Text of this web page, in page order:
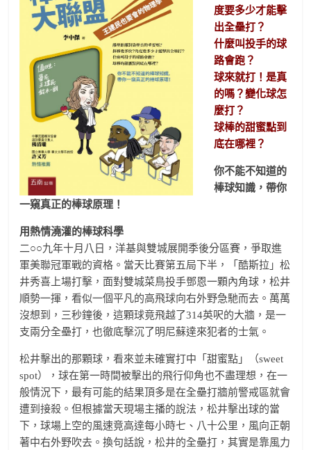
度要多少才能擊
出全壘打？
什麼叫投手的球
路會跑？
球來就打！是真
的嗎？變化球怎
麼打？
球棒的甜蜜點到
底在哪裡？
你不能不知道的
棒球知識，帶你
一窺真正的棒球原理！
用熱情澆灌的棒球科學
二○○九年十月八日，洋基與雙城展開季後分區賽，爭取進
軍美聯冠軍戰的資格。當天比賽第五局下半，「酷斯拉」松
井秀喜上場打擊，面對雙城菜鳥投手鄧恩一顆內角球，松井
順勢一揮，看似一個平凡的高飛球向右外野急馳而去。萬萬
沒想到，三秒鐘後，這顆球竟飛越了314英呎的大牆，是一
支兩分全壘打，也徹底擊沉了明尼蘇達來犯者的士氣。
松井擊出的那顆球，看來並未確實打中「甜蜜點」（sweet
spot），球在第一時間被擊出的飛行仰角也不盡理想，在一
般情況下，最有可能的結果頂多是在全壘打牆前警戒區就會
遭到接殺。但根據當天現場主播的說法，松井擊出球的當
下，球場上空的風速竟高達每小時七、八十公里，風向正朝
著中右外野吹去。換句話說，松井的全壘打，其實是靠風力